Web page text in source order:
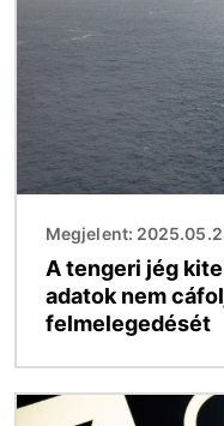
Megjelent:
A tengeri jég
adatok nem
felmelegedését
Kép